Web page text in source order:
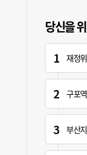
당신을
재정
구포역
부산